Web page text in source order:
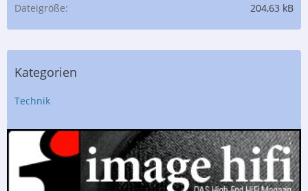
Dateigröße
204,63 kB
Kategorien
Technik